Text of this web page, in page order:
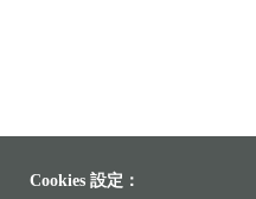
Cookies 設定：